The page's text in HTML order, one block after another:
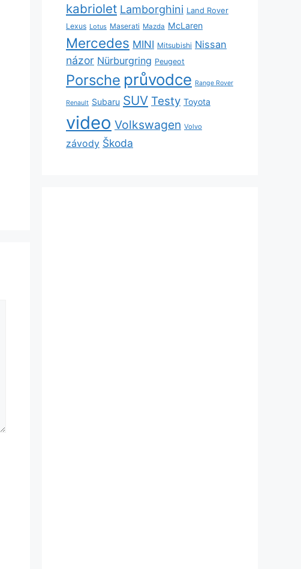
kabriolet Lamborghini Land Rover
Lexus Lotus Maserati Mazda McLaren
Mercedes MINI Mitsubishi Nissan
názor Nürburgring Peugeot
Porsche průvodce Range Rover
Renault Subaru SUV Testy Toyota
video Volkswagen Volvo
závody Škoda